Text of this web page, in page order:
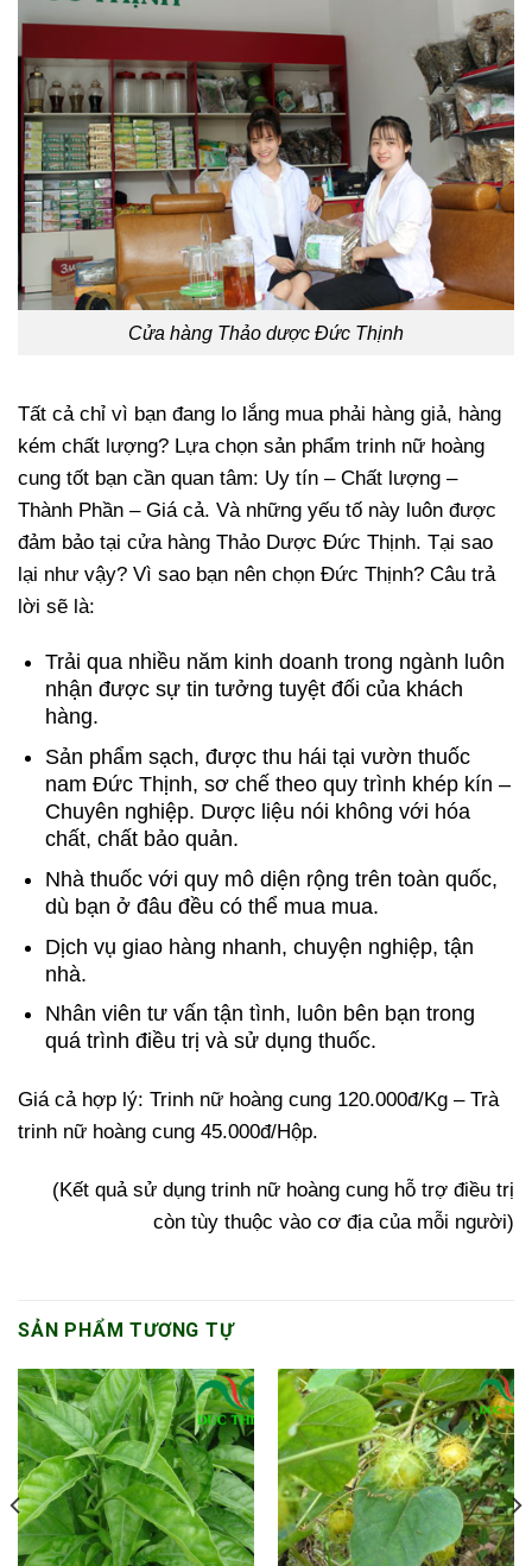
Cửa hàng Thảo dược Đức Thịnh
Tất cả chỉ vì bạn đang lo lắng mua phải hàng giả, hàng
kém chất lượng? Lựa chọn sản phẩm trinh nữ hoàng
cung tốt bạn cần quan tâm: Uy tín – Chất lượng –
Thành Phần – Giá cả. Và những yếu tố này luôn được
đảm bảo tại cửa hàng Thảo Dược Đức Thịnh. Tại sao
lại như vậy? Vì sao bạn nên chọn Đức Thịnh? Câu trả
lời sẽ là:
Trải qua nhiều năm kinh doanh trong ngành luôn
nhận được sự tin tưởng tuyệt đối của khách
hàng.
Sản phẩm sạch, được thu hái tại vườn thuốc
nam Đức Thịnh, sơ chế theo quy trình khép kín –
Chuyên nghiệp. Dược liệu nói không với hóa
chất, chất bảo quản.
Nhà thuốc với quy mô diện rộng trên toàn quốc,
dù bạn ở đâu đều có thể mua mua.
Dịch vụ giao hàng nhanh, chuyện nghiệp, tận
nhà.
Nhân viên tư vấn tận tình, luôn bên bạn trong
quá trình điều trị và sử dụng thuốc.
Giá cả hợp lý: Trinh nữ hoàng cung 120.000đ/Kg – Trà
trinh nữ hoàng cung 45.000đ/Hộp.
(Kết quả sử dụng trinh nữ hoàng cung hỗ trợ điều trị
còn tùy thuộc vào cơ địa của mỗi người)
SẢN PHẨM TƯƠNG TỰ